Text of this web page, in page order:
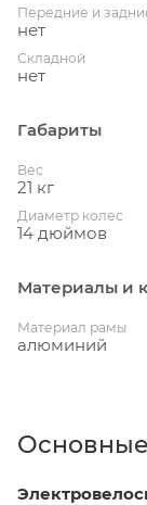
Передние и
нет
Складной
нет
Габариты
Вес
21 кг
Диаметр колес
14 дюймов
Материалы и
Материал рамы
алюминий
Основные